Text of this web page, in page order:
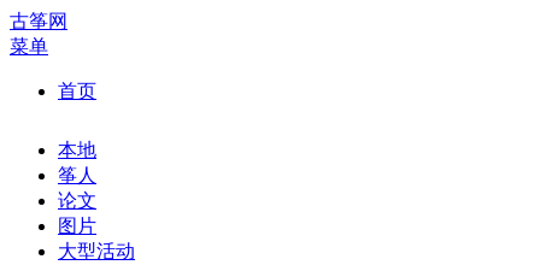
古筝网
菜单
首页
本地
筝人
论文
图片
大型活动